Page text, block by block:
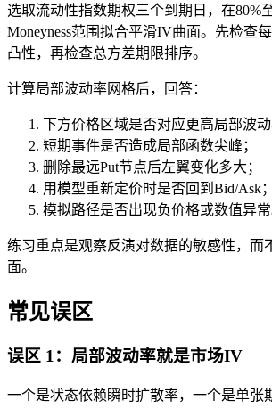
选取流动性指数期权三个到期日，在80%
Moneyness范围拟合平滑IV曲面。先检查
凸性，再检查总方差期限排序。
计算局部波动率网格后，回答：
下方价格区域是否对应更高局部波动
短期事件是否造成局部函数尖峰；
删除最远Put节点后左翼变化多大；
用模型重新定价时是否回到Bid/Ask；
模拟路径是否出现负价格或数值异常
练习重点是观察反演对数据的敏感性，而
面。
常见误区
误区 1：局部波动率就是市场IV
一个是状态依赖瞬时扩散率，一个是单张